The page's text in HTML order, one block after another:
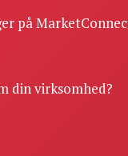
på
din virksomhed?